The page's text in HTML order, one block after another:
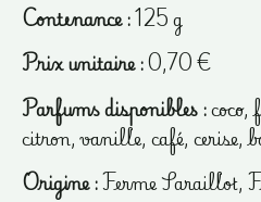
Contenance :125 g
Prix unitaire :0,70 €
Parfums disponibles :coco,
citron, vanille, café, cerise,
Origine :Ferme Saraillot,